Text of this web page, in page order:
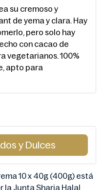
su cremoso y
de yema y clara. Hay
pero solo hay
con cacao de
vegetarianos. 100%
apto para
y Dulces
10 x 40g (400g) está
la Junta Sharia Halal